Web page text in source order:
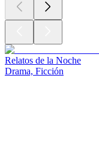
Relatos de la Noche
Drama, Ficción